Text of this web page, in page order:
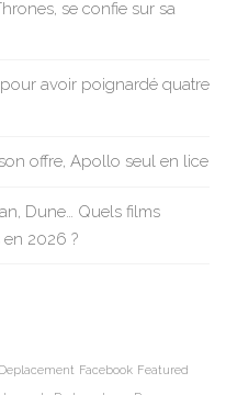
se confie sur sa
avoir poignardé quatre
offre, Apollo seul en lice
Dune… Quels films
2026 ?
Deplacement Facebook Featured